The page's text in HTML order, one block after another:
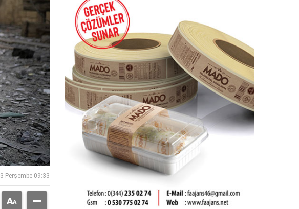
Perşembe 09:33